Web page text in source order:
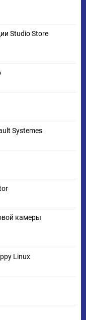
Studio Store
Systemes
камеры
Linux